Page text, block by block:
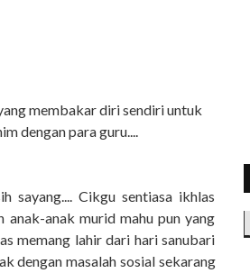
membakar diri sendiri untuk
dengan para guru....
sayang.... Cikgu sentiasa ikhlas
anak murid mahu pun yang
memang lahir dari hari sanubari
dengan masalah sosial sekarang